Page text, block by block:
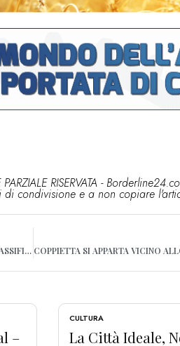
RISERVATA -
condivisione e a non copiare
I LIDI IN PUGLIA COME GLI ALBERGHI, SARANNO CLASSIFICATI CON L’ASSEGNAZIONE DELLE STELLE
–
CULTURA
La Città Ideale,